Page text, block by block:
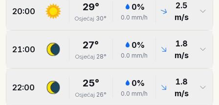
20:00 29°
Osjećaj 30°
0%
0.0 mm/h
2.5
m/s
21:00 27°
Osjećaj 28°
0%
0.0 mm/h
1.8
m/s
22:00 25°
Osjećaj 26°
0%
0.0 mm/h
1.8
m/s